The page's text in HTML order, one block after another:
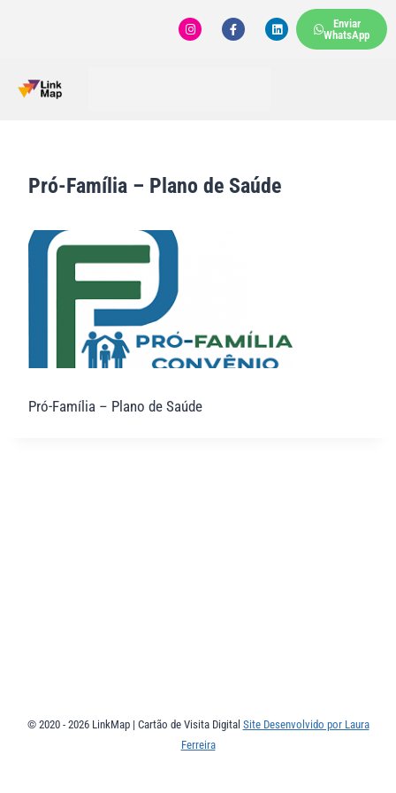
Enviar
WhatsApp
Pró-Família – Plano de Saúde
Pró-Família – Plano de Saúde
© 2020 - 2026 LinkMap | Cartão de Visita Digital Site Desenvolvido por Laura
Ferreira